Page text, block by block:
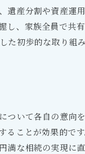
め方
イント
計
合わせ
遺産分割や資産運
、家族全員で共
た初歩的な取り組
ついて各自の意向
ことが効果的で
な相続の実現に直